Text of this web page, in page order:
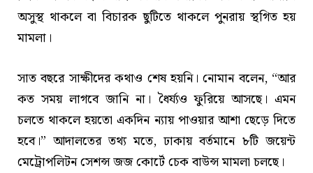
অসুস্থ থাকলে বা বিচারক ছুটিতে থাকলে পুনরায় স্থগিত হয়
মামলা।
সাত বছরে সাক্ষীদের কথাও শেষ হয়নি। নোমান বলেন, “আর
কত সময় লাগবে জানি না। ধৈর্য্যও ফুরিয়ে আসছে। এমন
চলতে থাকলে হয়তো একদিন ন্যায় পাওয়ার আশা ছেড়ে দিতে
হবে।” আদালতের তথ্য মতে, ঢাকায় বর্তমানে ৮টি জয়েন্ট
মেট্রোপলিটন সেশন্স জজ কোর্টে চেক বাউন্স মামলা চলছে।